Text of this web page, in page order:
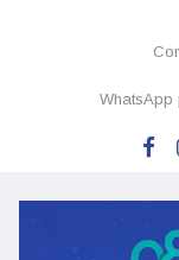
WhatsApp